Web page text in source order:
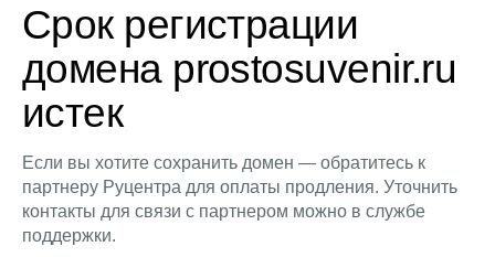
Срок регистрации
домена prostosuvenir.ru
истек
Если вы хотите сохранить домен — обратитесь к
партнеру Руцентра для оплаты продления. Уточнить
контакты для связи с партнером можно в службе
поддержки.